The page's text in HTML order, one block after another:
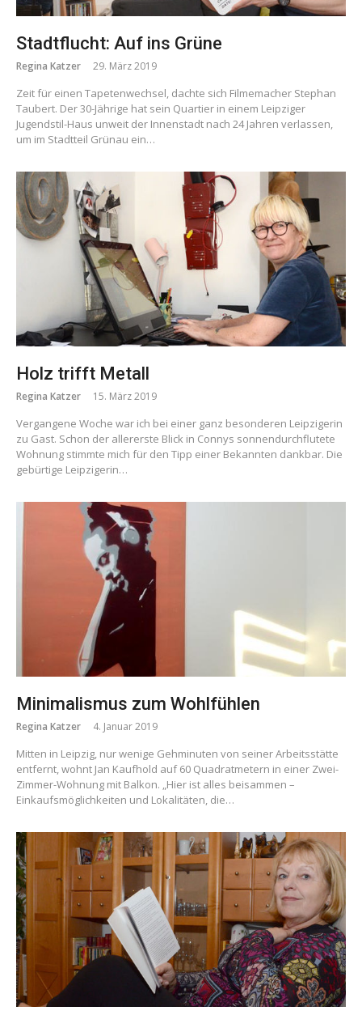
Stadtflucht: Auf ins Grüne
Regina Katzer 29. März 2019
Zeit für einen Tapetenwechsel, dachte sich Filmemacher Stephan
Taubert. Der 30-Jährige hat sein Quartier in einem Leipziger
Jugendstil-Haus unweit der Innenstadt nach 24 Jahren verlassen,
um im Stadtteil Grünau ein…
Holz trifft Metall
Regina Katzer 15. März 2019
Vergangene Woche war ich bei einer ganz besonderen Leipzigerin
zu Gast. Schon der allererste Blick in Connys sonnendurchflutete
Wohnung stimmte mich für den Tipp einer Bekannten dankbar. Die
gebürtige Leipzigerin…
Minimalismus zum Wohlfühlen
Regina Katzer 4. Januar 2019
Mitten in Leipzig, nur wenige Gehminuten von seiner Arbeitsstätte
entfernt, wohnt Jan Kaufhold auf 60 Quadratmetern in einer Zwei-
Zimmer-Wohnung mit Balkon. „Hier ist alles beisammen –
Einkaufsmöglichkeiten und Lokalitäten, die…